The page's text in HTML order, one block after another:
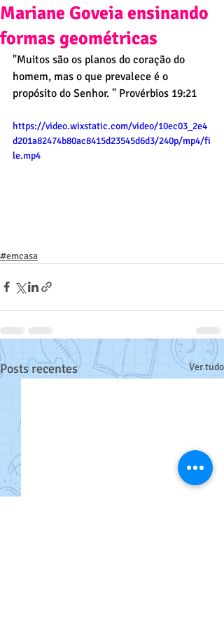
Mariane Goveia ensinando
formas geométricas
"Muitos são os planos do coração do
homem, mas o que prevalece é o
propósito do Senhor. " Provérbios 19:21
https://video.wixstatic.com/video/10ec03_2e4
d201a82474b80ac8415d23545d6d3/240p/mp4/fi
le.mp4
#emcasa
Posts recentes Ver tudo